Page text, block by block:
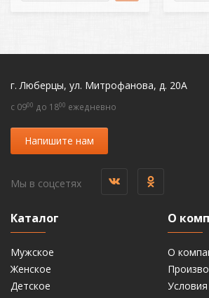
г. Люберцы, ул. Митрофанова, д. 20А
c 0900 до 1800 ежедневно
Напишите нам
Мы в соцсетях
Каталог
Мужское
Женское
Детское
О
О